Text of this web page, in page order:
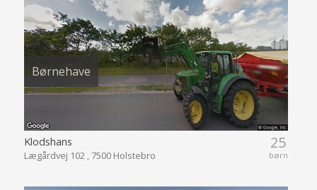
Børnehave
25
børn
Klodshans
Lægårdvej 102 , 7500 Holstebro